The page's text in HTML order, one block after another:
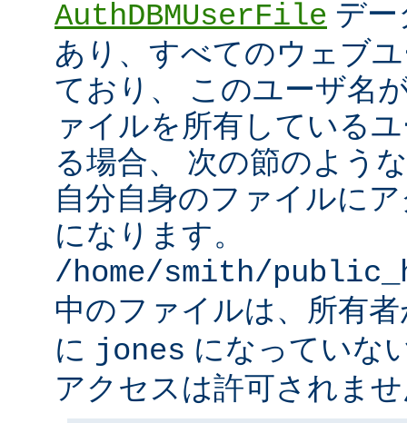
AuthDBMUserFile デ
あり、すべてのウェブ
ており、 このユーザ名
ァイルを所有している
る場合、 次の節のよう
自分自身のファイルに
になります。
/home/smith/
中のファイルは、所有
に jones になっていな
アクセスは許可されま